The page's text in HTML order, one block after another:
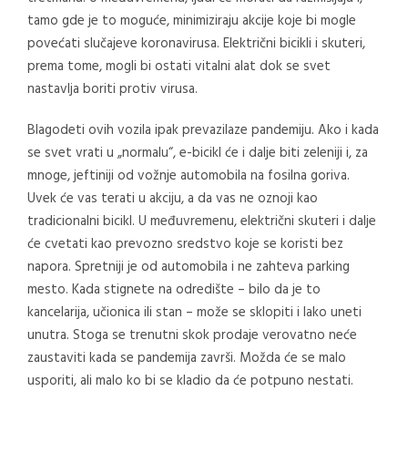
tamo gde je to moguće, minimiziraju akcije koje bi mogle
povećati slučajeve koronavirusa. Električni bicikli i skuteri,
prema tome, mogli bi ostati vitalni alat dok se svet
nastavlja boriti protiv virusa.
Blagodeti ovih vozila ipak prevazilaze pandemiju. Ako i kada
se svet vrati u „normalu“, e-bicikl će i dalje biti zeleniji i, za
mnoge, jeftiniji od vožnje automobila na fosilna goriva.
Uvek će vas terati u akciju, a da vas ne oznoji kao
tradicionalni bicikl. U međuvremenu, električni skuteri i dalje
će cvetati kao prevozno sredstvo koje se koristi bez
napora. Spretniji je od automobila i ne zahteva parking
mesto. Kada stignete na odredište – bilo da je to
kancelarija, učionica ili stan – može se sklopiti i lako uneti
unutra. Stoga se trenutni skok prodaje verovatno neće
zaustaviti kada se pandemija završi. Možda će se malo
usporiti, ali malo ko bi se kladio da će potpuno nestati.